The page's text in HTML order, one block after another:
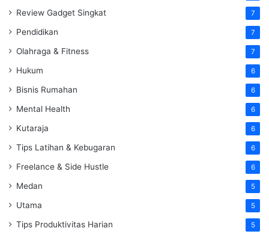
Review Gadget Singkat 7
Pendidikan 7
Olahraga & Fitness 7
Hukum 6
Bisnis Rumahan 6
Mental Health 6
Kutaraja 6
Tips Latihan & Kebugaran 6
Freelance & Side Hustle 6
Medan 5
Utama 5
Tips Produktivitas Harian 5